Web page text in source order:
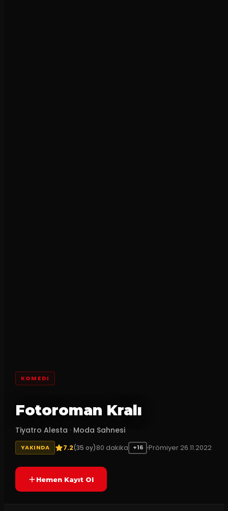
KOMEDI
Fotoroman Kralı
Tiyatro Alesta · Moda Sahnesi
YAKINDA 7.2(35 oy)80 dakika +16 Prömiyer 26.11.2022
Hemen Kayıt Ol